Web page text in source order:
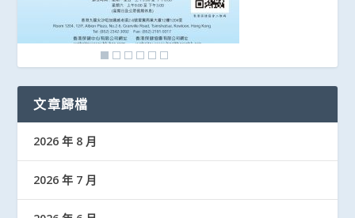
文章歸檔
2026 年 8 月
2026 年 7 月